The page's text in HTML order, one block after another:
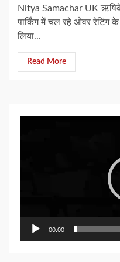
Nitya Samachar UK
पार्किंग में चल रहे ओवर रेटिंग
लिया...
Read More
00:00